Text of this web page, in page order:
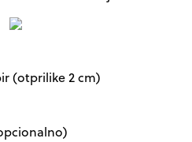
(otprilike 2 cm)